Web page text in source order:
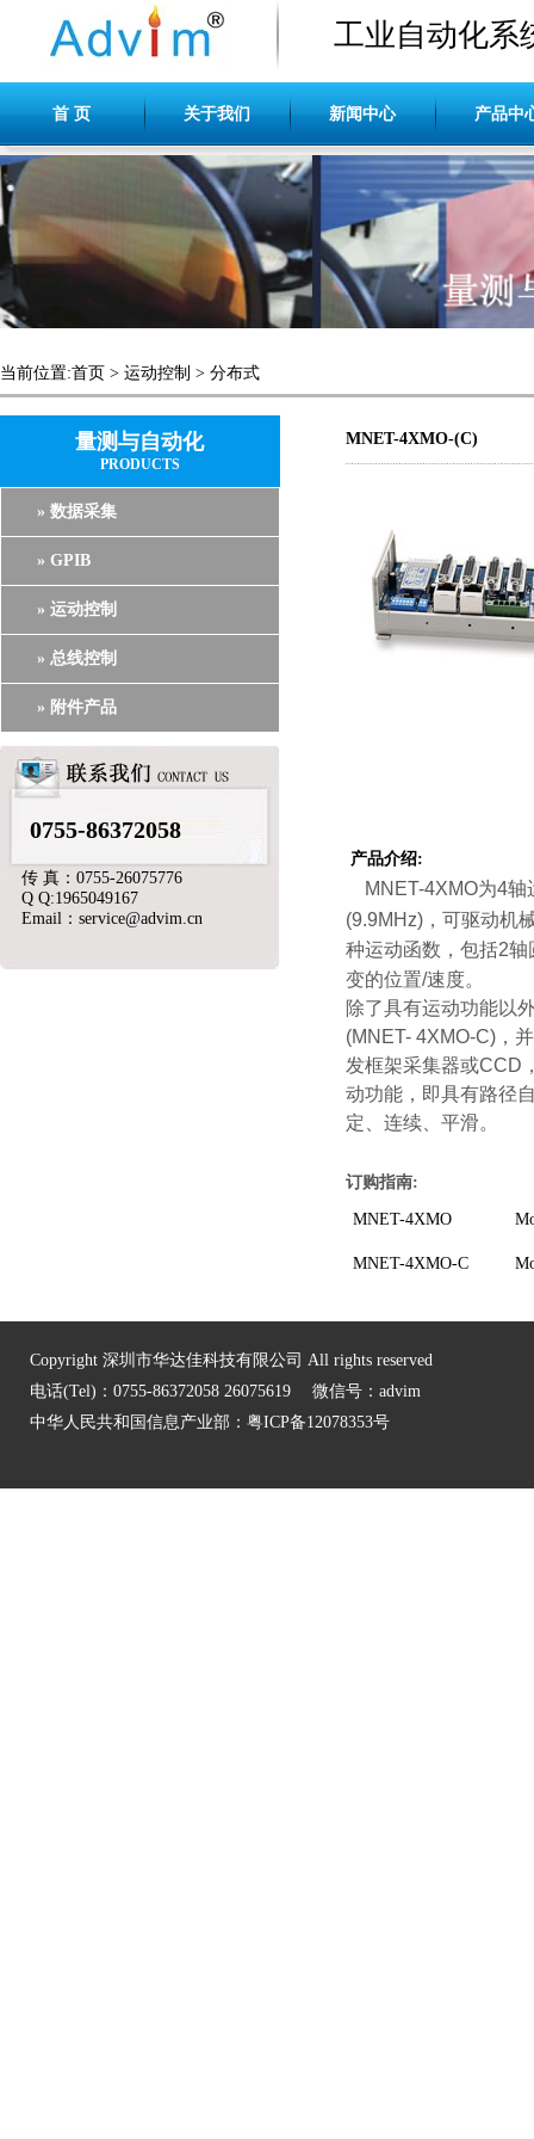
工业自动化系
首 页 关于我们 新闻中心 产品中
当前位置:首页 > 运动控制 > 分布式
量测与自动化
PRODUCTS
» 数据采集
» GPIB
» 运动控制
» 总线控制
» 附件产品
0755-86372058
传 真：0755-26075776
Q Q:1965049167
Email：service@advim.cn
MNET-4XMO-(C)
产品介绍:
MNET-4XMO为4
(9.9MHz)，可驱动机
种运动函数，包括2
变的位置/速度。
除了具有运动功能以
(MNET- 4XMO-C)，
发框架采集器或CCD
动功能，即具有路径
定、连续、平滑。
订购指南:
MNET-4XMO
MNET-4XMO-C
Copyright 深圳市华达佳科技有限公司 All rights reserved
电话(Tel)：0755-86372058 26075619 微信号：advim
中华人民共和国信息产业部： 粤ICP备12078353号